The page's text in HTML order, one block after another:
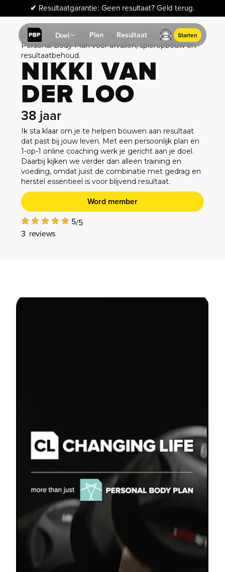
✔ Resultaatgarantie: Geen resultaat? Geld terug.
Doel Plan Resultaat Starten
NIKKI VAN
DER LOO
38 jaar
Ik sta klaar om je te helpen bouwen aan resultaat
dat past bij jouw leven. Met een persoonlijk plan en
1-op-1 online coaching werk je gericht aan je doel.
Daarbij kijken we verder dan alleen training en
voeding, omdat juist de combinatie met gedrag en
herstel essentieel is voor blijvend resultaat.
Word member
5/5
3 reviews